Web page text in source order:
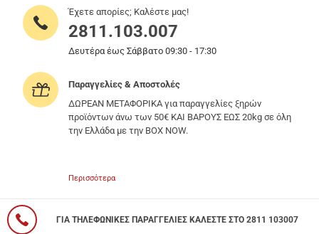
Έχετε απορίες; Καλέστε μας!
2811.103.007
Δευτέρα έως Σάββατο 09:30 - 17:30
Παραγγελίες & Αποστολές
ΔΩΡΕΑΝ ΜΕΤΑΦΟΡΙΚΑ για παραγγελίες ξηρών
προϊόντων άνω των 50€ ΚΑΙ ΒΑΡΟΥΣ ΕΩΣ 20kg σε όλη
την Ελλάδα με την BOX NOW.
Περισσότερα
ΓΙΑ ΤΗΛΕΦΩΝΙΚΕΣ ΠΑΡΑΓΓΕΛΙΕΣ ΚΑΛΕΣΤΕ ΣΤΟ 2811 103007